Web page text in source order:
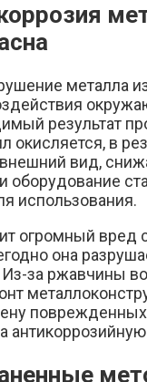
металла
результат
окисляется, в
вид,
оборудование
использования.
огромный вред
она
Из-за ржавчины
поврежденных